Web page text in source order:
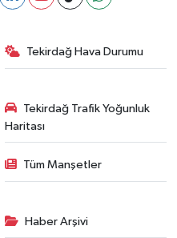
Tekirdağ Hava Durumu
Tekirdağ Trafik Yoğunluk
Haritası
Tüm Manşetler
Haber Arşivi